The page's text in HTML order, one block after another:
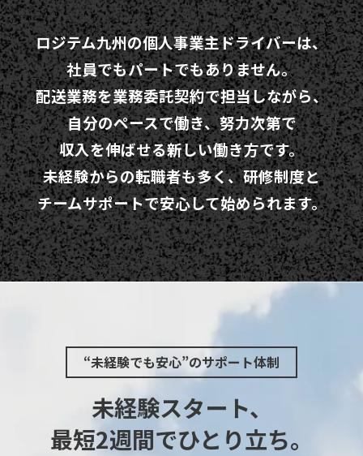
ロジテム九州の個人事業主ドライバーは、
社員でもパートでもありません。
配送業務を業務委託契約で担当しながら、
自分のペースで働き、努力次第で
収入を伸ばせる新しい働き方です。
未経験からの転職者も多く、研修制度と
チームサポートで安心して始められます。
“未経験でも安心”のサポート体制
未経験スタート、
最短2週間でひとり立ち。